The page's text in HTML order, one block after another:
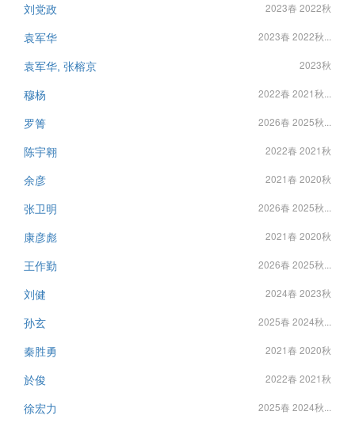
刘党政 2023春 2022秋
袁军华 2023春 2022秋...
袁军华, 张榕京 2023秋
穆杨 2022春 2021秋...
罗箐 2026春 2025秋...
陈宇翱 2022春 2021秋
余彦 2021春 2020秋
张卫明 2026春 2025秋...
康彦彪 2021春 2020秋
王作勤 2026春 2025秋...
刘健 2024春 2023秋
孙玄 2025春 2024秋...
秦胜勇 2021春 2020秋
於俊 2022春 2021秋
徐宏力 2025春 2024秋...